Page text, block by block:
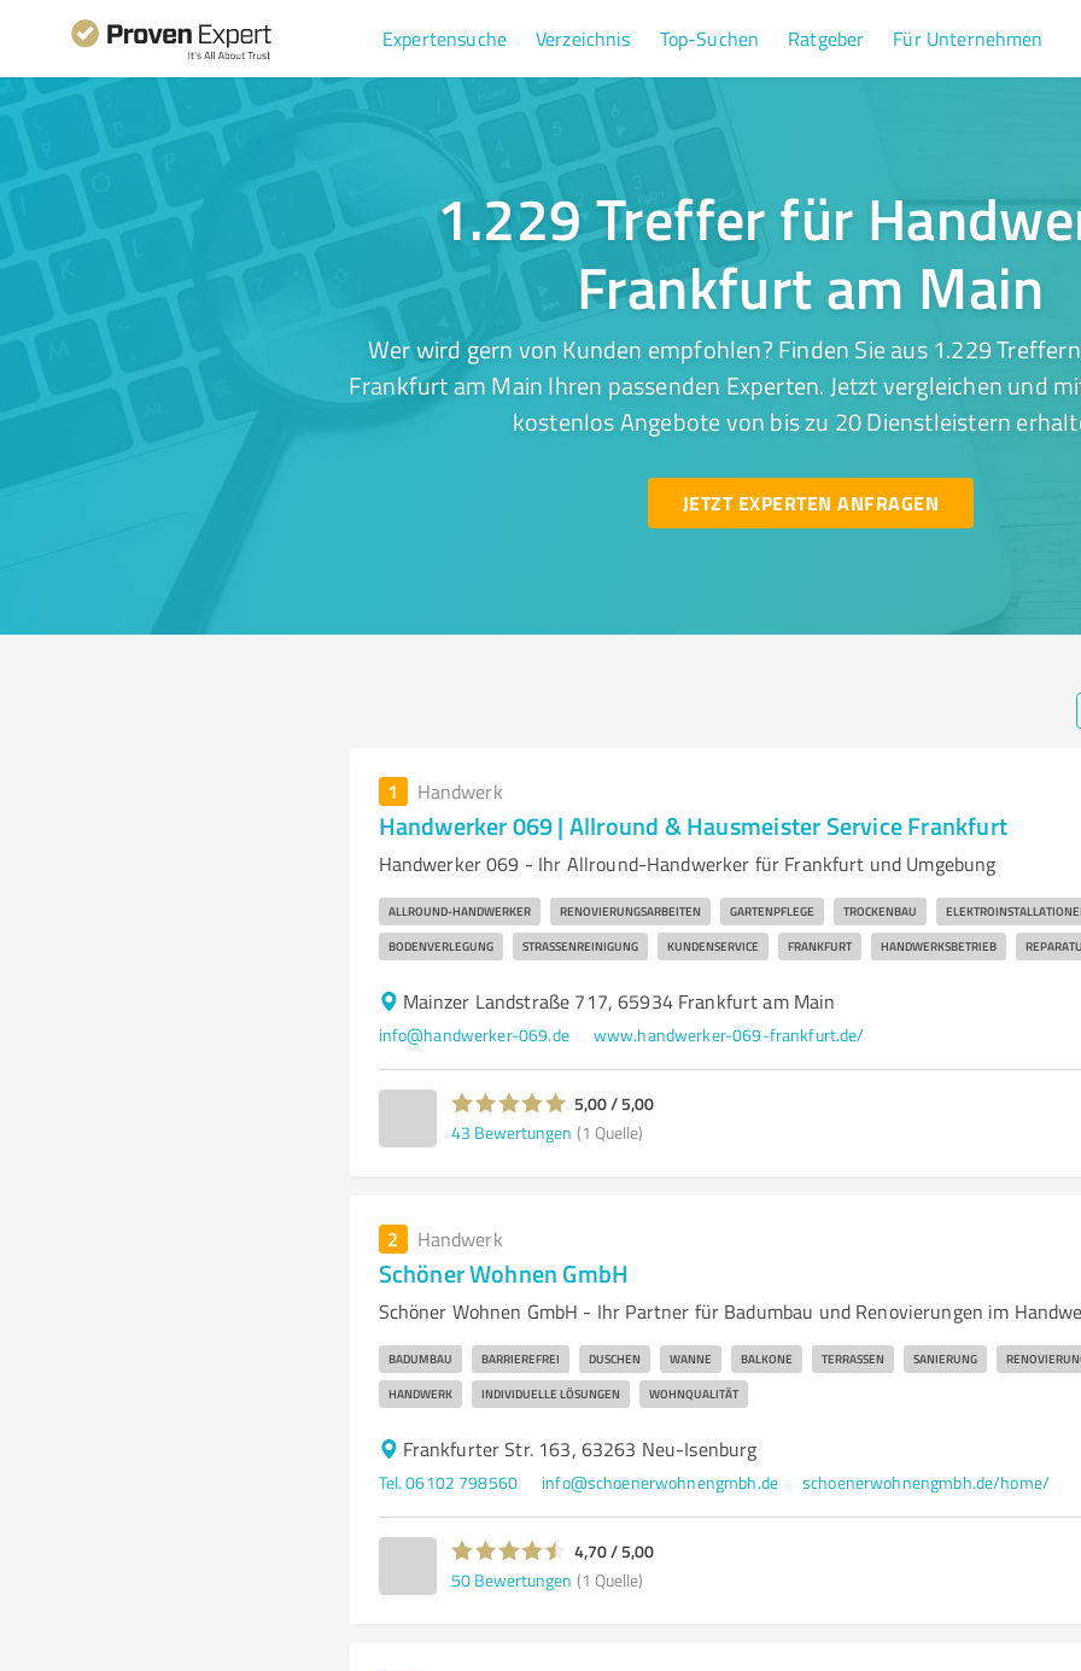
Expertensuche Verzeichnis Top-Suchen Ratgeber Für Unternehmen
1.229 Treffer für
Frankfurt am Main
Wer wird gern von Kunden empfohlen? Finden Sie aus 1.229
Frankfurt am Main Ihren passenden Experten. Jetzt vergleichen und
kostenlos Angebote von bis zu 20 Dienstleistern
JETZT EXPERTEN ANFRAGEN
1 Handwerk
Handwerker 069 | Allround & Hausmeister Service Frankfurt
Handwerker 069 - Ihr Allround-Handwerker für Frankfurt und Umgebung
ALLROUND-HANDWERKER RENOVIERUNGSARBEITEN GARTENPFLEGE TROCKENBAU
BODENVERLEGUNG STRASSENREINIGUNG KUNDENSERVICE FRANKFURT HANDWERKSBETRIEB
Mainzer Landstraße 717, 65934 Frankfurt am Main
info@handwerker-069.de www.handwerker-069-frankfurt.de/
5,00 / 5,00
43 Bewertungen (1 Quelle)
2 Handwerk
Schöner Wohnen GmbH
Schöner Wohnen GmbH - Ihr Partner für Badumbau und Renovierungen im
BADUMBAU BARRIEREFREI DUSCHEN WANNE BALKONE TERRASSEN SANIERUNG
HANDWERK INDIVIDUELLE LÖSUNGEN WOHNQUALITÄT
Frankfurter Str. 163, 63263 Neu-Isenburg
Tel. 06102 798560 info@schoenerwohnengmbh.de schoenerwohnengmbh.de/home/
4,70 / 5,00
50 Bewertungen (1 Quelle)